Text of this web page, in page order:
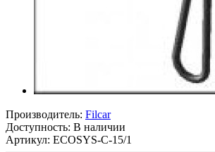
Производитель: Filcar
Доступность: В наличии
Артикул: ECOSYS-C-15/1